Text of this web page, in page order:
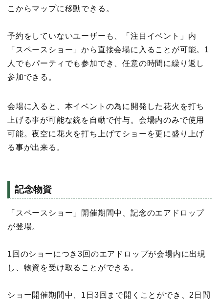
こからマップに移動できる。
予約をしていないユーザーも、「注目イベント」内
「スペースショー」から直接会場に入ることが可能。1
人でもパーティでも参加でき、任意の時間に繰り返し
参加できる。
会場に入ると、本イベントの為に開発した花火を打ち
上げる事が可能な銃を自動で付与。会場内のみで使用
可能。夜空に花火を打ち上げてショーを更に盛り上げ
る事が出来る。
記念物資
「スペースショー」開催期間中、記念のエアドロップ
が登場。
1回のショーにつき3回のエアドロップが会場内に出現
し、物資を受け取ることができる。
ショー開催期間中、1日3回まで開くことができ、2日間